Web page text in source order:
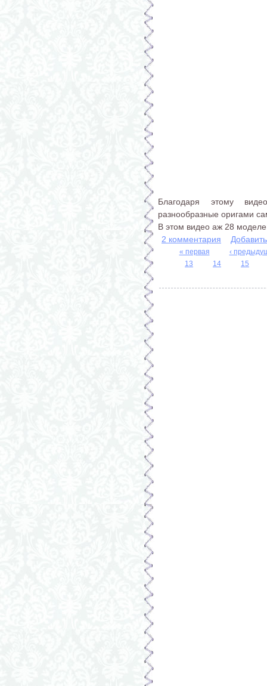
Благодаря этому
разнообразные оригами
В этом видео аж 28
2 комментария
Страницы
« первая
‹
13
14 15